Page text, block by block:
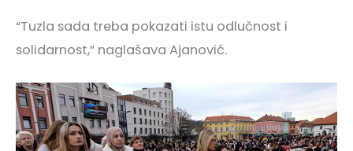
“Tuzla sada treba pokazati istu odlučnost i
solidarnost,” naglašava Ajanović.